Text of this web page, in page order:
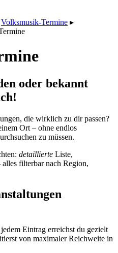
Volksmusik-Termine ▸
oder bekannt
die wirklich zu dir passen?
Ort – ohne endlos
zu müssen.
detaillierte Liste,
alles filterbar nach Region,
Eintrag erreichst du gezielt
von maximaler Reichweite in